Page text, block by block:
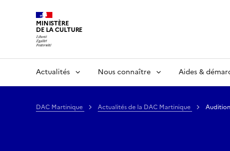
MINISTÈRE
DE LA CULTURE
Actualités Nous connaître Aides &
DAC Martinique Actualités de la DAC Martinique